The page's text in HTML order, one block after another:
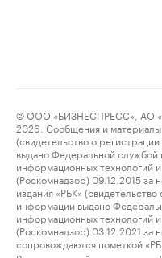
© ООО «БИЗНЕСПРЕСС», АО
2026. Сообщения и материалы
(свидетельство о
выдано Федеральной службой
информационных технологий
(Роскомнадзор) 09.12.2015
издания «РБК»
информации выдано
информационных технологий
(Роскомнадзор) 03.12.2021
сопровождаются пометкой